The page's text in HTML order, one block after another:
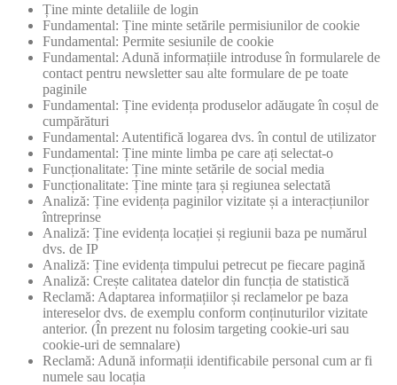
Ține minte detaliile de login
Fundamental: Ține minte setările permisiunilor de cookie
Fundamental: Permite sesiunile de cookie
Fundamental: Adună informațiile introduse în formularele de
contact pentru newsletter sau alte formulare de pe toate
paginile
Fundamental: Ține evidența produselor adăugate în coșul de
cumpărături
Fundamental: Autentifică logarea dvs. în contul de utilizator
Fundamental: Ține minte limba pe care ați selectat-o
Funcționalitate: Ține minte setările de social media
Funcționalitate: Ține minte țara și regiunea selectată
Analiză: Ține evidența paginilor vizitate și a interacțiunilor
întreprinse
Analiză: Ține evidența locației și regiunii baza pe numărul
dvs. de IP
Analiză: Ține evidența timpului petrecut pe fiecare pagină
Analiză: Crește calitatea datelor din funcția de statistică
Reclamă: Adaptarea informațiilor și reclamelor pe baza
intereselor dvs. de exemplu conform conținuturilor vizitate
anterior. (În prezent nu folosim targeting cookie-uri sau
cookie-uri de semnalare)
Reclamă: Adună informații identificabile personal cum ar fi
numele sau locația